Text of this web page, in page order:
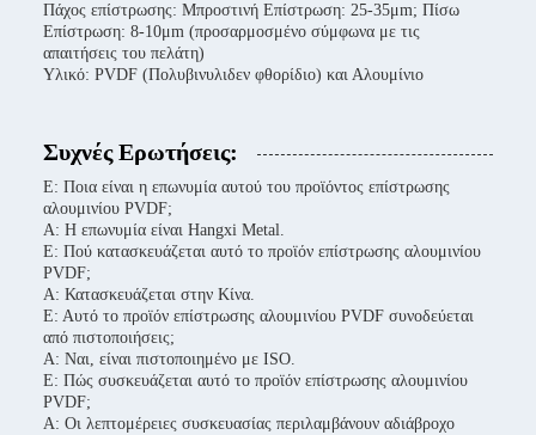
Πάχος επίστρωσης: Μπροστινή Επίστρωση: 25-35μm; Πίσω
Επίστρωση: 8-10μm (προσαρμοσμένο σύμφωνα με τις
απαιτήσεις του πελάτη)
Υλικό: PVDF (Πολυβινυλιδεν φθορίδιο) και Αλουμίνιο
Συχνές Ερωτήσεις:
Ε: Ποια είναι η επωνυμία αυτού του προϊόντος επίστρωσης
αλουμινίου PVDF;
Α: Η επωνυμία είναι Hangxi Metal.
Ε: Πού κατασκευάζεται αυτό το προϊόν επίστρωσης αλουμινίου
PVDF;
Α: Κατασκευάζεται στην Κίνα.
Ε: Αυτό το προϊόν επίστρωσης αλουμινίου PVDF συνοδεύεται
από πιστοποιήσεις;
Α: Ναι, είναι πιστοποιημένο με ISO.
Ε: Πώς συσκευάζεται αυτό το προϊόν επίστρωσης αλουμινίου
PVDF;
Α: Οι λεπτομέρειες συσκευασίας περιλαμβάνουν αδιάβροχο